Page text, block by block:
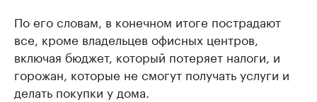
По его словам, в конечном итоге пострадают
все, кроме владельцев офисных центров,
включая бюджет, который потеряет налоги, и
горожан, которые не смогут получать услуги и
делать покупки у дома.